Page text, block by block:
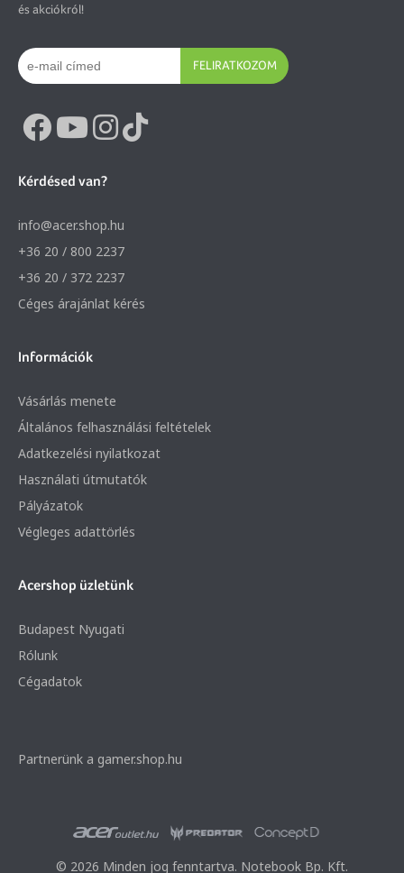
és akciókról!
FELIRATKOZOM
Kérdésed van?
info@acer.shop.hu
+36 20 / 800 2237
+36 20 / 372 2237
Céges árajánlat kérés
Információk
Vásárlás menete
Általános felhasználási feltételek
Adatkezelési nyilatkozat
Használati útmutatók
Pályázatok
Végleges adattörlés
Acershop üzletünk
Budapest Nyugati
Rólunk
Cégadatok
Partnerünk a gamer.shop.hu
© 2026 Minden jog fenntartva. Notebook Bp. Kft.